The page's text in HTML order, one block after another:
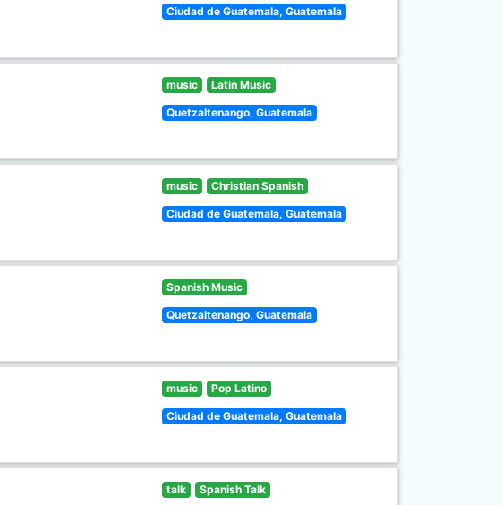
Ciudad de Guatemala, Guatemala
music Latin Music
Quetzaltenango, Guatemala
music Christian Spanish
Ciudad de Guatemala, Guatemala
Spanish Music
Quetzaltenango, Guatemala
music Pop Latino
Ciudad de Guatemala, Guatemala
talk Spanish Talk